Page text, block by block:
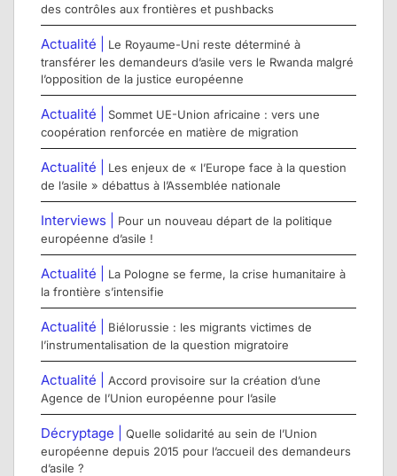
des contrôles aux frontières et pushbacks
Actualité |
Le Royaume-Uni reste déterminé à
transférer les demandeurs d’asile vers le Rwanda malgré
l’opposition de la justice européenne
Actualité |
Sommet UE-Union africaine : vers une
coopération renforcée en matière de migration
Actualité |
Les enjeux de « l’Europe face à la question
de l’asile » débattus à l’Assemblée nationale
Interviews |
Pour un nouveau départ de la politique
européenne d’asile !
Actualité |
La Pologne se ferme, la crise humanitaire à
la frontière s’intensifie
Actualité |
Biélorussie : les migrants victimes de
l’instrumentalisation de la question migratoire
Actualité | Accord provisoire sur la création d’une
Agence de l’Union européenne pour l’asile
Décryptage | Quelle solidarité au sein de l’Union
européenne depuis 2015 pour l’accueil des demandeurs
d’asile ?